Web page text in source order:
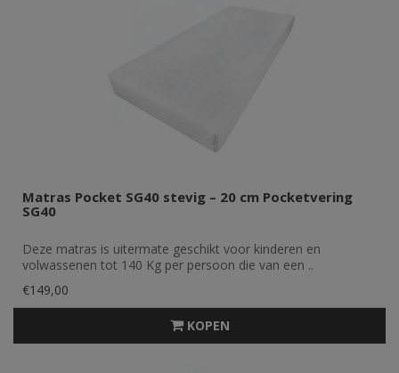
Matras Pocket SG40 stevig – 20 cm Pocketvering
SG40
Deze matras is uitermate geschikt voor kinderen en
volwassenen tot 140 Kg per persoon die van een ..
€149,00
KOPEN